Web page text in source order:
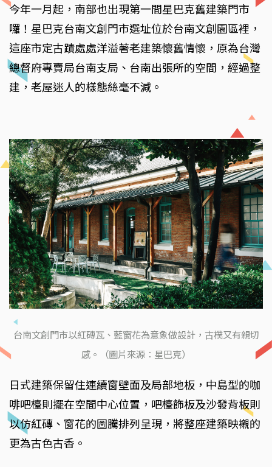
今年一月起，南部也出現第一間星巴克舊建築門市
囉！星巴克台南文創門市選址位於台南文創園區裡，
這座市定古蹟處處洋溢著老建築懷舊情懷，原為台灣
總督府專賣局台南支局、台南出張所的空間，經過整
建，老屋迷人的樣態絲毫不減。
台南文創門市以紅磚瓦、藍窗花為意象做設計，古樸又有親切
感。（圖片來源：星巴克）
日式建築保留住連續窗壁面及局部地板，中島型的咖
啡吧檯則擺在空間中心位置，吧檯飾板及沙發背板則
以仿紅磚、窗花的圖騰排列呈現，將整座建築映襯的
更為古色古香。